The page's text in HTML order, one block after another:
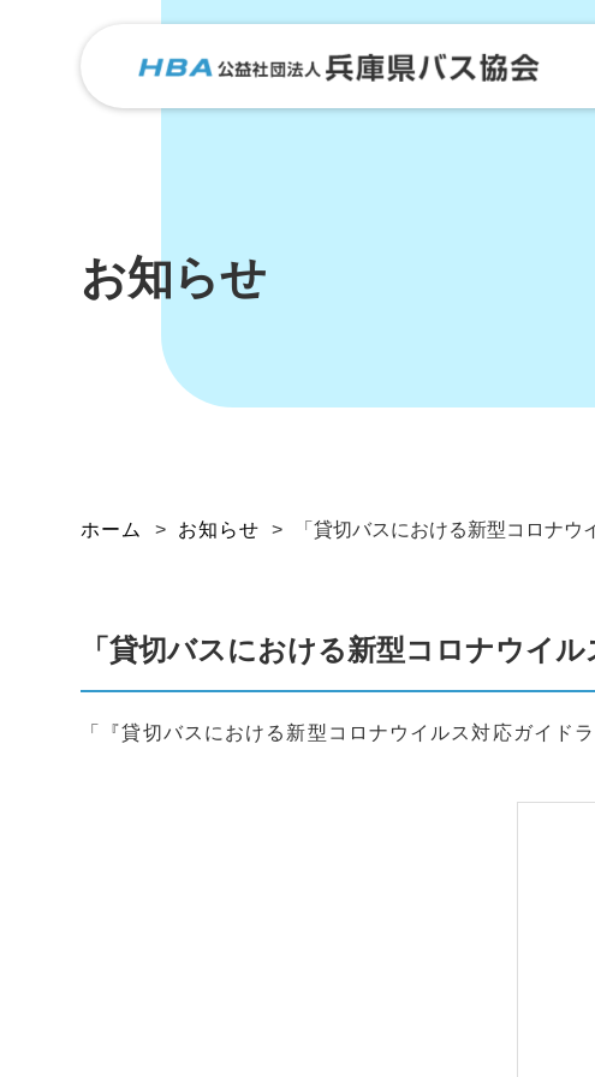
お知らせ
ホーム > お知らせ > 「貸切バスにおける新型コロナ
「貸切バスにおける新型コロナウイ
「『貸切バスにおける新型コロナウイルス対応ガイド